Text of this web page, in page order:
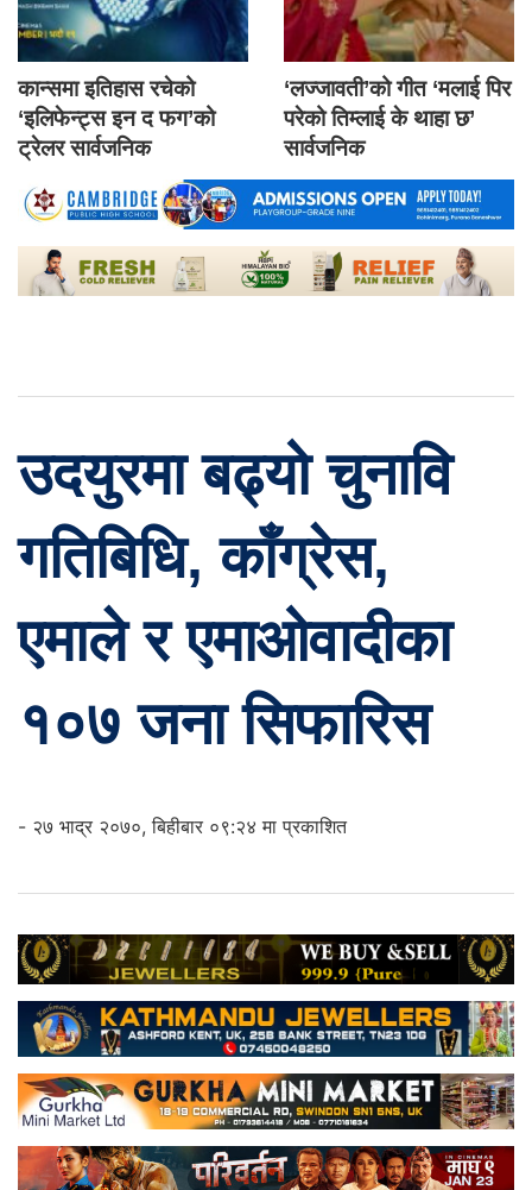
कान्समा इतिहास रचेको
‘इलिफेन्ट्स इन द फग’को
ट्रेलर सार्वजनिक
‘लज्जावती’को गीत ‘मलाई पिर
परेको तिम्लाई के थाहा छ’
सार्वजनिक
उदयुरमा बढ्यो चुनावि
गतिबिधि, काँग्रेस,
एमाले र एमाओवादीका
१०७ जना सिफारिस
- २७ भाद्र २०७०, बिहीबार ०९:२४ मा प्रकाशित